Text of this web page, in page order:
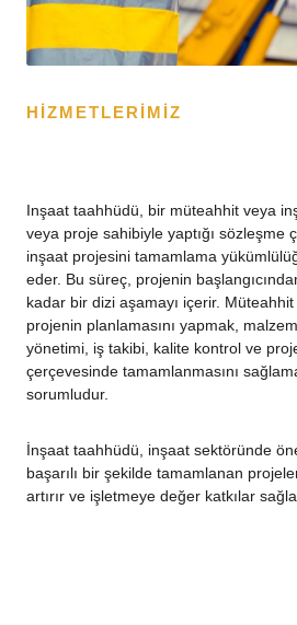
HİZMETLERİMİZ
Inşaat taahhüdü, bir müteahhit veya
veya proje sahibiyle yaptığı sözleşme
inşaat projesini tamamlama
eder. Bu süreç, projenin
kadar bir dizi aşamayı içerir.
projenin planlamasını yapmak,
yönetimi, iş takibi, kalite kontrol ve
çerçevesinde tamamlanmasını
sorumludur.
İnşaat taahhüdü, inşaat sektöründe
başarılı bir şekilde tamamlanan
artırır ve işletmeye değer katkılar